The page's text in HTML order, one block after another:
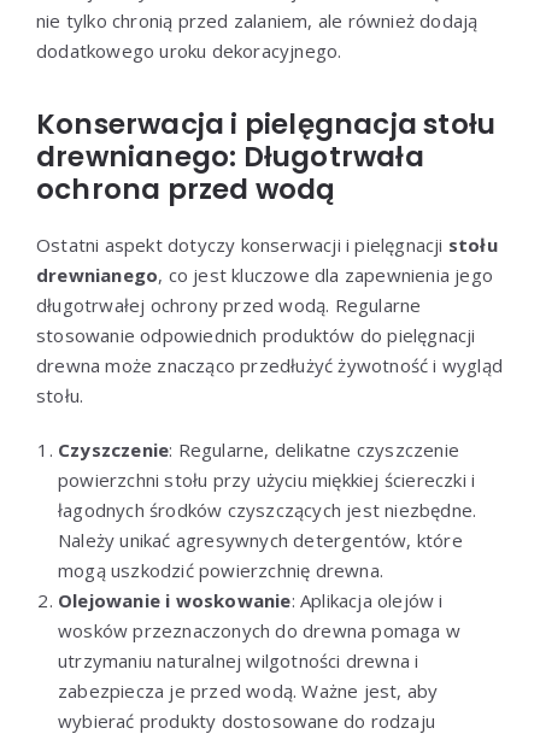
nie tylko chronią przed zalaniem, ale również dodają
dodatkowego uroku dekoracyjnego.
Konserwacja i pielęgnacja stołu
drewnianego: Długotrwała
ochrona przed wodą
Ostatni aspekt dotyczy konserwacji i pielęgnacji stołu
drewnianego, co jest kluczowe dla zapewnienia jego
długotrwałej ochrony przed wodą. Regularne
stosowanie odpowiednich produktów do pielęgnacji
drewna może znacząco przedłużyć żywotność i wygląd
stołu.
Czyszczenie: Regularne, delikatne czyszczenie
powierzchni stołu przy użyciu miękkiej ściereczki i
łagodnych środków czyszczących jest niezbędne.
Należy unikać agresywnych detergentów, które
mogą uszkodzić powierzchnię drewna.
Olejowanie i woskowanie: Aplikacja olejów i
wosków przeznaczonych do drewna pomaga w
utrzymaniu naturalnej wilgotności drewna i
zabezpiecza je przed wodą. Ważne jest, aby
wybierać produkty dostosowane do rodzaju